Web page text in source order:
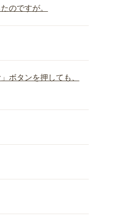
のですが。
ボタンを押しても、